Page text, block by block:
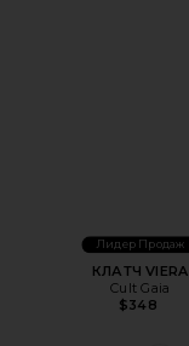
Лидер Продаж
КЛАТЧ VIERA
Cult Gaia
$348